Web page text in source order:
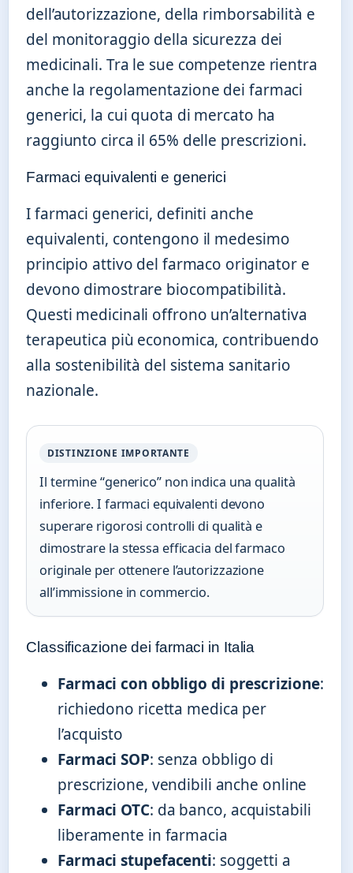
dell’autorizzazione, della rimborsabilità e
del monitoraggio della sicurezza dei
medicinali. Tra le sue competenze rientra
anche la regolamentazione dei farmaci
generici, la cui quota di mercato ha
raggiunto circa il 65% delle prescrizioni.
Farmaci equivalenti e generici
I farmaci generici, definiti anche
equivalenti, contengono il medesimo
principio attivo del farmaco originator e
devono dimostrare biocompatibilità.
Questi medicinali offrono un’alternativa
terapeutica più economica, contribuendo
alla sostenibilità del sistema sanitario
nazionale.
DISTINZIONE IMPORTANTE
Il termine “generico” non indica una qualità
inferiore. I farmaci equivalenti devono
superare rigorosi controlli di qualità e
dimostrare la stessa efficacia del farmaco
originale per ottenere l’autorizzazione
all’immissione in commercio.
Classificazione dei farmaci in Italia
Farmaci con obbligo di prescrizione:
richiedono ricetta medica per
l’acquisto
Farmaci SOP: senza obbligo di
prescrizione, vendibili anche online
Farmaci OTC: da banco, acquistabili
liberamente in farmacia
Farmaci stupefacenti: soggetti a